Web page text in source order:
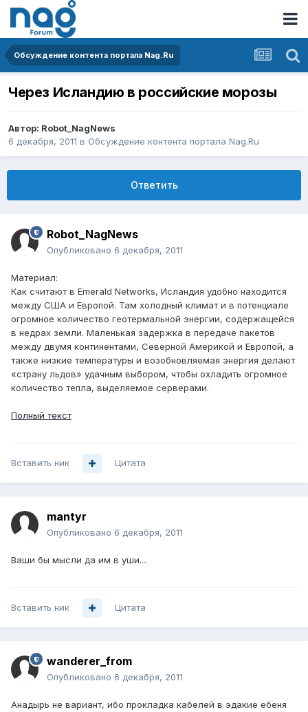
Обсуждение контента портала Nag.Ru
Через Исландию в российские морозы
Автор: Robot_NagNews
6 декабря, 2011 в Обсуждение контента портала Nag.Ru
Ответить
Robot_NagNews
Опубликовано 6 декабря, 2011
Материал:
Как считают в Emerald Networks, Исландия удобно находится
между США и Европой. Там холодный климат и в потенциале
огромное количество геотермальной энергии, содержащейся
в недрах земли. Маленькая задержка в передаче пакетов
между двумя континентами, Северной Америкой и Европой, а
также низкие температуры и возобновляемая энергия делают
«страну льдов» удачным выбором, чтобы охладить огромное
количество тепла, выделяемое серверами.
Полный текст
Вставить ник Цитата
mantyr
Опубликовано 6 декабря, 2011
Ваши бы мысли да им в уши....
Вставить ник Цитата
wanderer_from
Опубликовано 6 декабря, 2011
Анадырь не вариант, ибо прокладка кабелей в эдакие ебеня